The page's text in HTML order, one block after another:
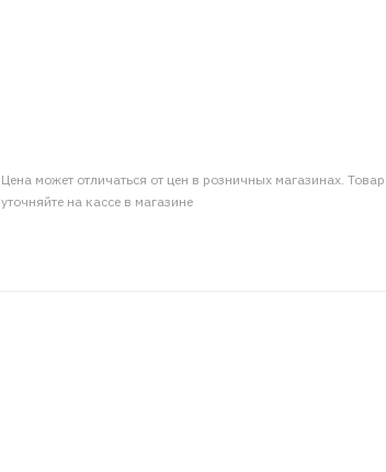
Цена может отличаться от цен в розничных магазинах.
уточняйте на кассе в магазине